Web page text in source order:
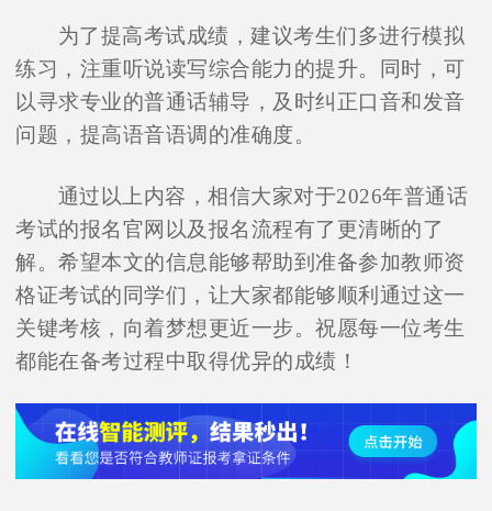
为了提高考试成绩，建议考生们多进行模拟
练习，注重听说读写综合能力的提升。同时，可
以寻求专业的普通话辅导，及时纠正口音和发音
问题，提高语音语调的准确度。
通过以上内容，相信大家对于2026年普通话
考试的报名官网以及报名流程有了更清晰的了
解。希望本文的信息能够帮助到准备参加教师资
格证考试的同学们，让大家都能够顺利通过这一
关键考核，向着梦想更近一步。祝愿每一位考生
都能在备考过程中取得优异的成绩！